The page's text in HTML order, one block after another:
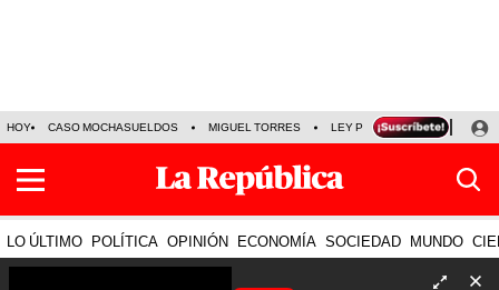
HOY CASO MOCHASUELDOS MIGUEL TORRES LEY PULPÍN PRECIO DEL
LO ÚLTIMO POLÍTICA OPINIÓN ECONOMÍA SOCIEDAD MUNDO